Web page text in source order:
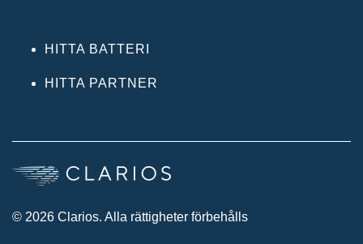
HITTA BATTERI
HITTA PARTNER
© 2026 Clarios. Alla rättigheter förbehålls